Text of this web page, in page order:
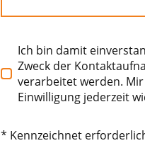
Ich bin damit
Zweck der
verarbeitet werden.
Einwilligung jederzeit
* Kennzeichnet